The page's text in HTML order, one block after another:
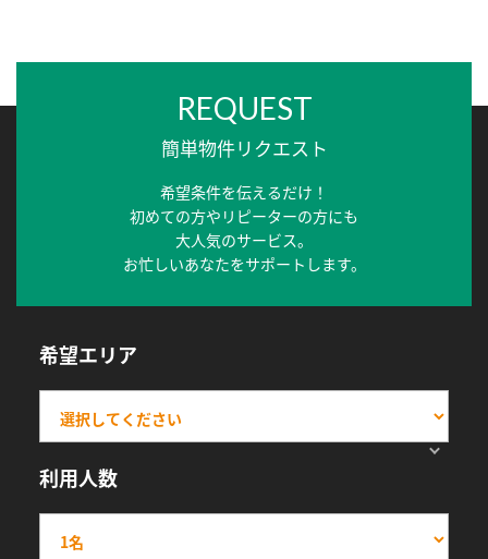
REQUEST
簡単物件リクエスト
希望条件を伝えるだけ！
初めての方やリピーターの方にも
大人気のサービス。
お忙しいあなたをサポートします。
希望エリア
利用人数